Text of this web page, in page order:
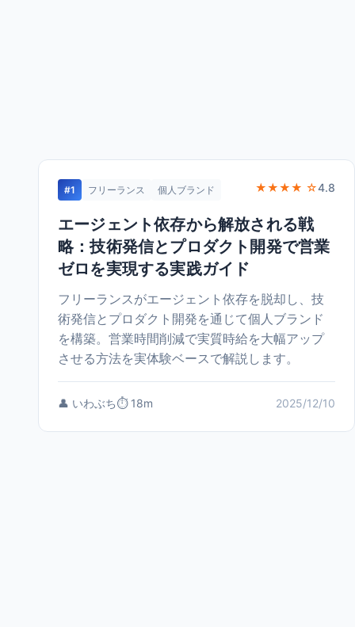
#1 フリーランス 個人ブランド ★★★★ ☆4.8
エージェント依存から解放される戦
略：技術発信とプロダクト開発で営業
ゼロを実現する実践ガイド
フリーランスがエージェント依存を脱却し、技
術発信とプロダクト開発を通じて個人ブランド
を構築。営業時間削減で実質時給を大幅アップ
させる方法を実体験ベースで解説します。
👤 いわぶち⏱️ 18m 2025/12/10